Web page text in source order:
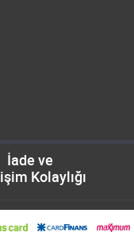
İade ve
Kolaylığı